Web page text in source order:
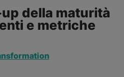
della maturità
e metriche